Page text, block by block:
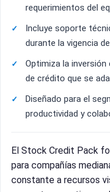
requerimientos del
Incluye soporte
durante la vigencia
Optimiza la
de crédito que se
Diseñado para el
productividad y
El Stock Credit Pack
para compañías
constante a recursos